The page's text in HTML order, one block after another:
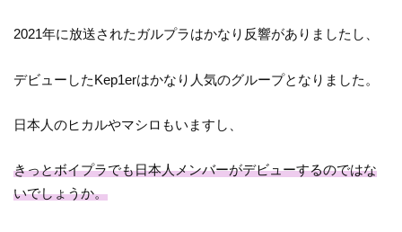
2021年に放送されたガルプラはかなり反響がありましたし、
デビューしたKep1erはかなり人気のグループとなりました。
日本人のヒカルやマシロもいますし、
きっとボイプラでも日本人メンバーがデビューするのではな
いでしょうか。